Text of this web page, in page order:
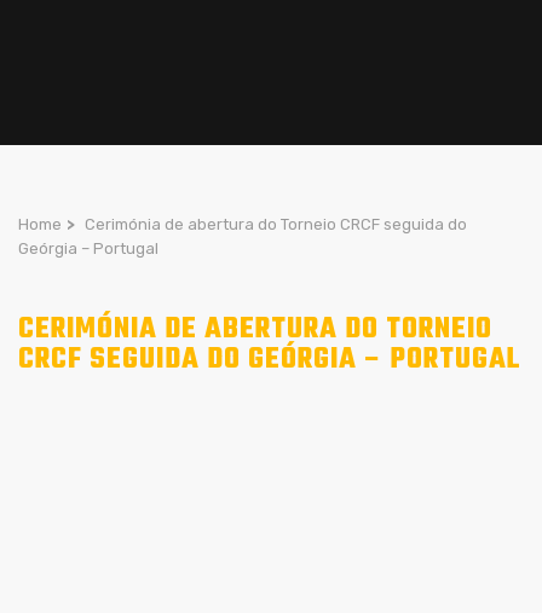
Home > Cerimónia de abertura do Torneio CRCF seguida do
Geórgia – Portugal
CERIMÓNIA DE ABERTURA DO TORNEIO
CRCF SEGUIDA DO GEÓRGIA – PORTUGAL